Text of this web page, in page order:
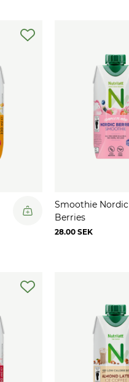
Smoothie Nordic
Berries
28.00 SEK